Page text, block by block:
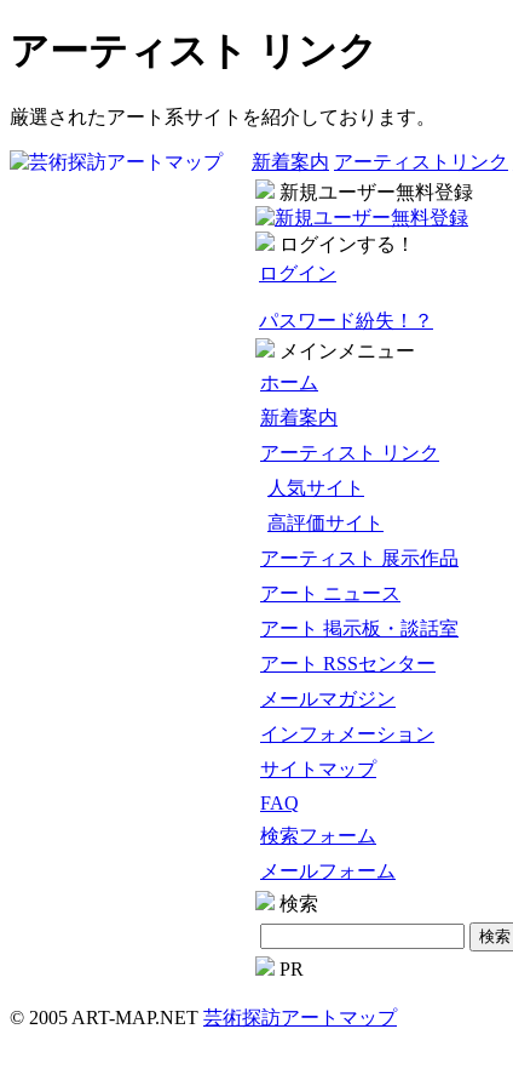
アーティスト リンク
厳選されたアート系サイトを紹介しております。
新着案内 アーティストリンク
新規ユーザー無料登録
ログインする！
ログイン
パスワード紛失！？
メインメニュー
ホーム
新着案内
アーティスト リンク
人気サイト
高評価サイト
アーティスト 展示作品
アート ニュース
アート 掲示板・談話室
アート RSSセンター
メールマガジン
インフォメーション
サイトマップ
FAQ
検索フォーム
メールフォーム
検索
PR
© 2005 ART-MAP.NET 芸術探訪アートマップ